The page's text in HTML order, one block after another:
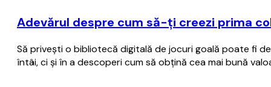
Adevărul despre cum să-ți creezi prima
Să privești o bibliotecă digitală de jocuri goală poate fi
întâi, ci și în a descoperi cum să obțină cea mai bună